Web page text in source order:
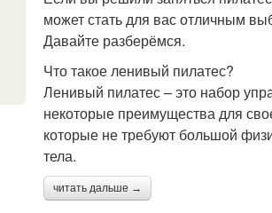
может стать для вас отличным
Давайте разберёмся.
Что такое ленивый пилатес?
Ленивый пилатес – это набор
некоторые преимущества для
которые не требуют большой
тела.
читать дальше →